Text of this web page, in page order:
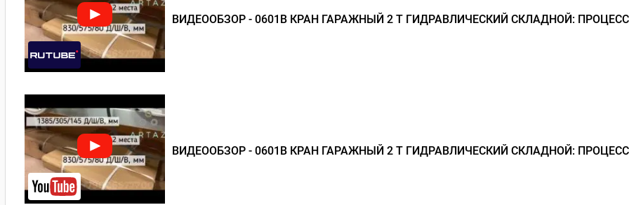
ВИДЕООБЗОР - 0601В КРАН ГАРАЖНЫЙ 2 Т ГИДРАВЛИЧЕСКИЙ СКЛАДНОЙ:
ВИДЕООБЗОР - 0601В КРАН ГАРАЖНЫЙ 2 Т ГИДРАВЛИЧЕСКИЙ СКЛАДНОЙ: